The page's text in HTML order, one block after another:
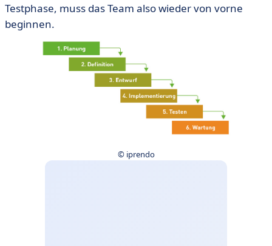
Testphase, muss das Team also wieder von vorne
beginnen.
© iprendo